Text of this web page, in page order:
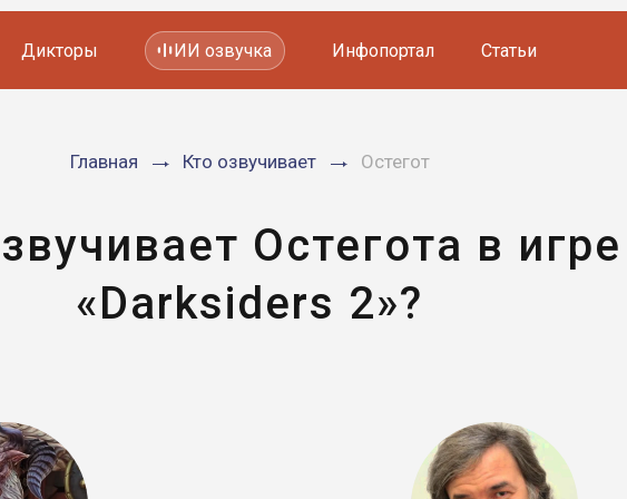
Мультфильмов
Дикторы ИИ озвучка Инфопортал Статьи
Главная Кто озвучивает Остегот
Остегота в игре
«Darksiders 2»?